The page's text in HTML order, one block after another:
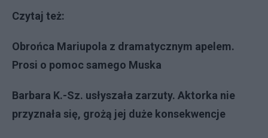
Czytaj też:
Obrońca Mariupola z dramatycznym apelem.
Prosi o pomoc samego Muska
Barbara K.-Sz. usłyszała zarzuty. Aktorka nie
przyznała się, grożą jej duże konsekwencje